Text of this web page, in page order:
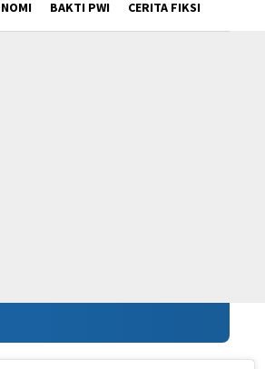
BAKTI PWI CERITA FIKSI